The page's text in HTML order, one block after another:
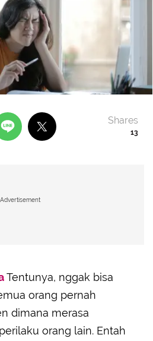
13
Shares
Advertisement
Tentunya, nggak bisa
orang pernah
dimana merasa
orang lain. Entah